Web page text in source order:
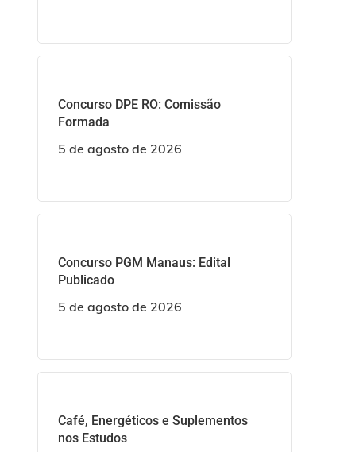
Concurso DPE RO: Comissão
Formada
5 de agosto de 2026
Concurso PGM Manaus: Edital
Publicado
5 de agosto de 2026
Café, Energéticos e Suplementos
nos Estudos